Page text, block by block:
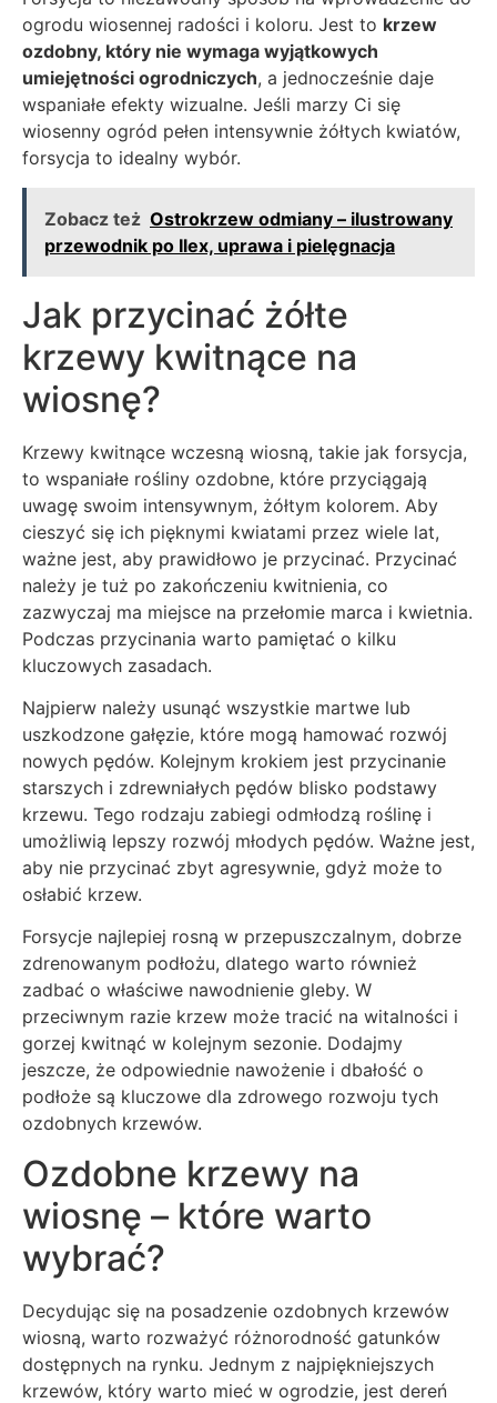
ogrodu wiosennej radości i koloru. Jest to krzew
ozdobny, który nie wymaga wyjątkowych
umiejętności ogrodniczych, a jednocześnie daje
wspaniałe efekty wizualne. Jeśli marzy Ci się
wiosenny ogród pełen intensywnie żółtych kwiatów,
forsycja to idealny wybór.
Zobacz też Ostrokrzew odmiany – ilustrowany
przewodnik po Ilex, uprawa i pielęgnacja
Jak przycinać żółte
krzewy kwitnące na
wiosnę?
Krzewy kwitnące wczesną wiosną, takie jak forsycja,
to wspaniałe rośliny ozdobne, które przyciągają
uwagę swoim intensywnym, żółtym kolorem. Aby
cieszyć się ich pięknymi kwiatami przez wiele lat,
ważne jest, aby prawidłowo je przycinać. Przycinać
należy je tuż po zakończeniu kwitnienia, co
zazwyczaj ma miejsce na przełomie marca i kwietnia.
Podczas przycinania warto pamiętać o kilku
kluczowych zasadach.
Najpierw należy usunąć wszystkie martwe lub
uszkodzone gałęzie, które mogą hamować rozwój
nowych pędów. Kolejnym krokiem jest przycinanie
starszych i zdrewniałych pędów blisko podstawy
krzewu. Tego rodzaju zabiegi odmłodzą roślinę i
umożliwią lepszy rozwój młodych pędów. Ważne jest,
aby nie przycinać zbyt agresywnie, gdyż może to
osłabić krzew.
Forsycje najlepiej rosną w przepuszczalnym, dobrze
zdrenowanym podłożu, dlatego warto również
zadbać o właściwe nawodnienie gleby. W
przeciwnym razie krzew może tracić na witalności i
gorzej kwitnąć w kolejnym sezonie. Dodajmy
jeszcze, że odpowiednie nawożenie i dbałość o
podłoże są kluczowe dla zdrowego rozwoju tych
ozdobnych krzewów.
Ozdobne krzewy na
wiosnę – które warto
wybrać?
Decydując się na posadzenie ozdobnych krzewów
wiosną, warto rozważyć różnorodność gatunków
dostępnych na rynku. Jednym z najpiękniejszych
krzewów, który warto mieć w ogrodzie, jest dereń